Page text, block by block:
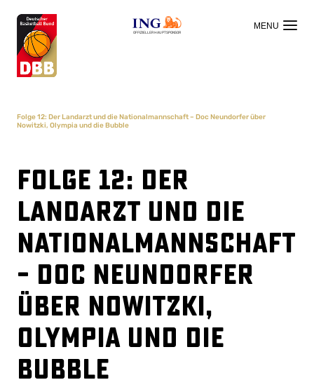
OFFIZIELLER HAUPTSPONSOR
Folge 12: Der Landarzt und die Nationalmannschaft – Doc Neundorfer über
Nowitzki, Olympia und die Bubble
Folge 12: Der
Landarzt und die
Nationalmannschaft
– Doc Neundorfer
über Nowitzki,
Olympia und die
Bubble